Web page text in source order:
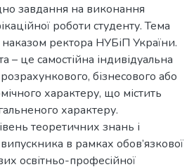
завдання на виконання
роботи студенту. Тема
ректора НУБіП України.
– це самостійна індивідуальна
бізнесового або
характеру, що містить
характеру.
теоретичних знань і
в рамках обов’язкової
освітньо-професійної